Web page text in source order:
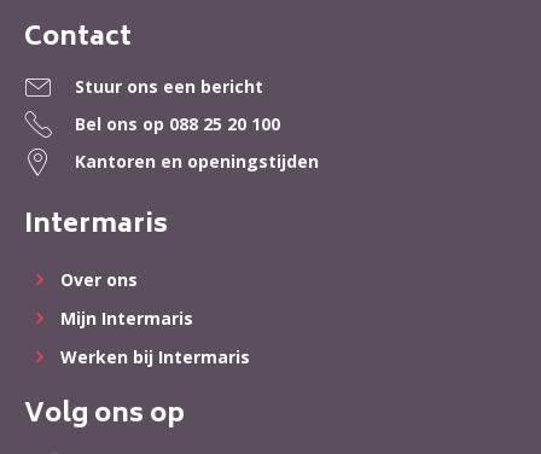
Contactinformatie
Contact
Stuur ons een bericht
Bel ons op 088 25 20 100
Kantoren en openingstijden
Intermaris
Over ons
Mijn Intermaris
Werken bij Intermaris
Volg ons op